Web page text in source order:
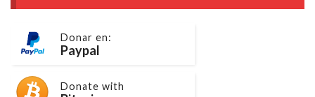
Donar en:
Paypal
Donate with